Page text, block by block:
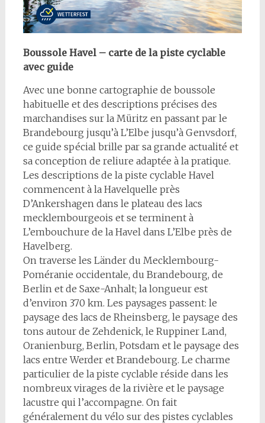
Boussole Havel – carte de la piste cyclable
avec guide
Avec une bonne cartographie de boussole
habituelle et des descriptions précises des
marchandises sur la Müritz en passant par le
Brandebourg jusqu’à L’Elbe jusqu’à Genvsdorf,
ce guide spécial brille par sa grande actualité et
sa conception de reliure adaptée à la pratique.
Les descriptions de la piste cyclable Havel
commencent à la Havelquelle près
D’Ankershagen dans le plateau des lacs
mecklembourgeois et se terminent à
L’embouchure de la Havel dans L’Elbe près de
Havelberg.
On traverse les Länder du Mecklembourg-
Poméranie occidentale, du Brandebourg, de
Berlin et de Saxe-Anhalt; la longueur est
d’environ 370 km. Les paysages passent: le
paysage des lacs de Rheinsberg, le paysage des
tons autour de Zehdenick, le Ruppiner Land,
Oranienburg, Berlin, Potsdam et le paysage des
lacs entre Werder et Brandebourg. Le charme
particulier de la piste cyclable réside dans les
nombreux virages de la rivière et le paysage
lacustre qui l’accompagne. On fait
généralement du vélo sur des pistes cyclables